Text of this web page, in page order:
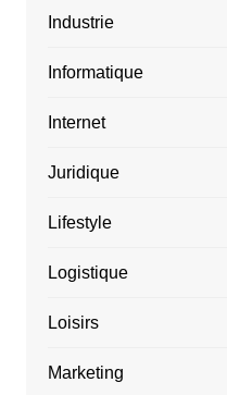
Industrie
Informatique
Internet
Juridique
Lifestyle
Logistique
Loisirs
Marketing